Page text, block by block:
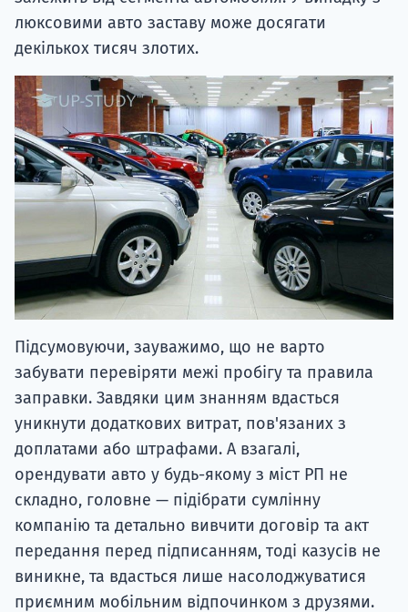
люксовими авто заставу може досягати
декількох тисяч злотих.
Підсумовуючи, зауважимо, що не варто
забувати перевіряти межі пробігу та правила
заправки. Завдяки цим знанням вдасться
уникнути додаткових витрат, пов'язаних з
доплатами або штрафами. А взагалі,
орендувати авто у будь-якому з міст РП не
складно, головне — підібрати сумлінну
компанію та детально вивчити договір та акт
передання перед підписанням, тоді казусів не
виникне, та вдасться лише насолоджуватися
приємним мобільним відпочинком з друзями.